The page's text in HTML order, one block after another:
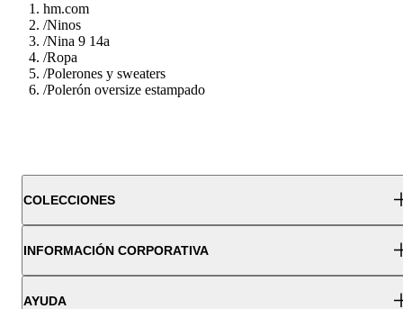
hm.com
/Ninos
/Nina 9 14a
/Ropa
/Polerones y sweaters
/Polerón oversize estampado
COLECCIONES
INFORMACIÓN CORPORATIVA
AYUDA